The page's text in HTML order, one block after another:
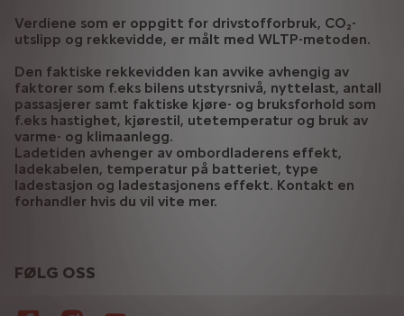
FØLG OSS
Verdiene som er oppgitt for drivstofforbruk, CO₂-
utslipp og rekkevidde, er målt med WLTP-metoden.
Den faktiske rekkevidden kan avvike avhengig av
faktorer som f.eks bilens utstyrsnivå, nyttelast, antall
passasjerer samt faktiske kjøre- og bruksforhold som
f.eks hastighet, kjørestil, utetemperatur og bruk av
varme- og klimaanlegg.
Ladetiden avhenger av ombordladerens effekt,
ladekabelen, temperatur på batteriet, type
ladestasjon og ladestasjonens effekt. Kontakt en
forhandler hvis du vil vite mer.